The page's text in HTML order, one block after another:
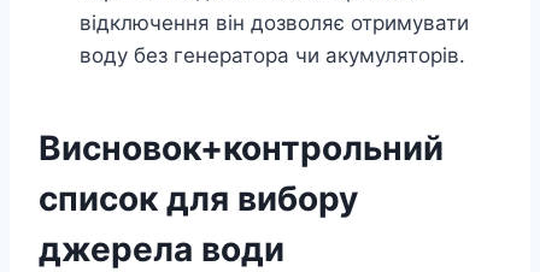
відключення він дозволяє отримувати
воду без генератора чи акумуляторів.
Висновок+контрольний
список для вибору
джерела води